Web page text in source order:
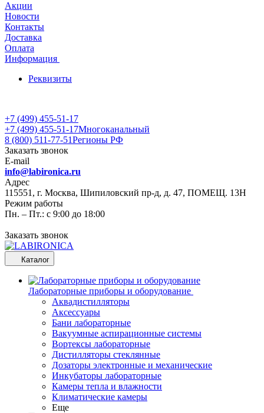
Акции
Новости
Контакты
Доставка
Оплата
Информация
Реквизиты
+7 (499) 455-51-17
+7 (499) 455-51-17Многоканальный
8 (800) 511-77-51Регионы РФ
Заказать звонок
E-mail
info@labironica.ru
Адрес
115551, г. Москва, Шипиловский пр-д, д. 47, ПОМЕЩ. 13Н
Режим работы
Пн. – Пт.: с 9:00 до 18:00
Заказать звонок
Каталог
Лабораторные приборы и оборудование
Аквадистилляторы
Аксессуары
Бани лабораторные
Вакуумные аспирационные системы
Вортексы лабораторные
Дистилляторы стеклянные
Дозаторы электронные и механические
Инкубаторы лабораторные
Камеры тепла и влажности
Климатические камеры
Еще